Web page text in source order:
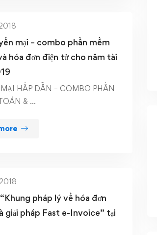
mại – combo phần mềm
hóa đơn điện tử cho năm tài
HẤP DẪN – COMBO PHẦN
& …
pháp lý về hóa đơn
giải pháp Fast e-Invoice” tại